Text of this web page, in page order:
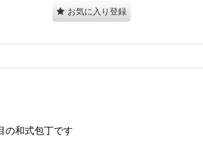
お気に入り登録
の和式包丁です